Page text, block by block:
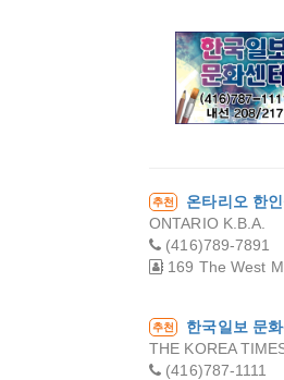
터
추천
온타리오 한
ONTARIO K.B.A.
(416)789-7891
169 The West
추천
한국일보 문화
THE KOREA
(416)787-1111